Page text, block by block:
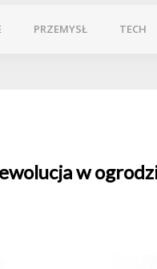
PRZEMYSŁ TECH
w